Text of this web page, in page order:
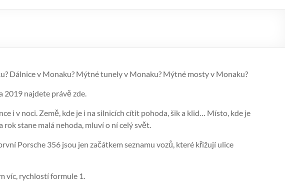
Dálnice v Monaku? Mýtné tunely v Monaku? Mýtné mosty v Monaku?
2019 najdete právě zde.
i v noci. Země, kde je i na silnicích cítit pohoda, šik a klid… Místo, kde je
stane malá nehoda, mluví o ní celý svět.
Porsche 356 jsou jen začátkem seznamu vozů, které křižují ulice
víc, rychlostí formule 1.